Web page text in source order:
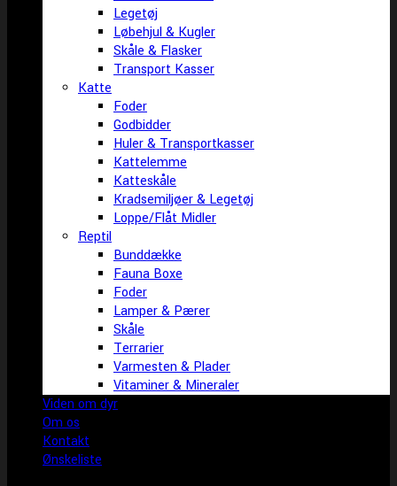
Legetøj
Løbehjul & Kugler
Skåle & Flasker
Transport Kasser
Katte
Foder
Godbidder
Huler & Transportkasser
Kattelemme
Katteskåle
Kradsemiljøer & Legetøj
Loppe/Flåt Midler
Reptil
Bunddække
Fauna Boxe
Foder
Lamper & Pærer
Skåle
Terrarier
Varmesten & Plader
Vitaminer & Mineraler
Viden om dyr
Om os
Kontakt
Ønskeliste